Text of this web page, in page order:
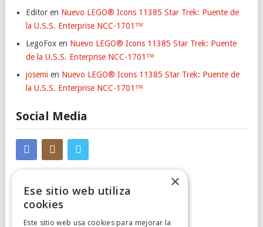
Editor en Nuevo LEGO® Icons 11385 Star Trek: Puente de
la U.S.S. Enterprise NCC-1701™
LegoFox en Nuevo LEGO® Icons 11385 Star Trek: Puente
de la U.S.S. Enterprise NCC-1701™
josemi en Nuevo LEGO® Icons 11385 Star Trek: Puente de
la U.S.S. Enterprise NCC-1701™
Social Media
×
Ese sitio web utiliza
cookies
Este sitio web usa cookies para mejorar la